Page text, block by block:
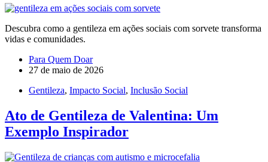
Descubra como a gentileza em ações sociais com sorvete transforma
vidas e comunidades.
Para Quem Doar
27 de maio de 2026
Gentileza, Impacto Social, Inclusão Social
Ato de Gentileza de Valentina: Um
Exemplo Inspirador